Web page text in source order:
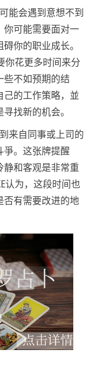
能会遇到意想不到
你可能需要面对一
你的职业成长。
你花更多时间来分
些不如预期的结
己的工作策略，並
找新的机会。
来自同事或上司的
爭。这张牌提醒
静和客观是非常重
认为，这段时间也
否有需要改进的地